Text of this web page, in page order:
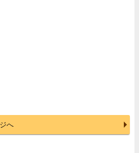
へ